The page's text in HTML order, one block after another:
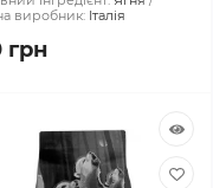
виробник: Італія
грн